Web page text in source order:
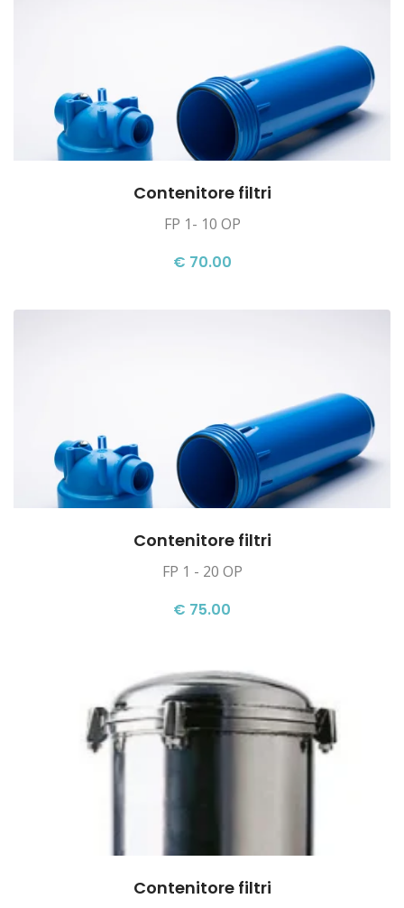
Contenitore filtri
FP 1- 10 OP
€ 70.00
Contenitore filtri
FP 1 - 20 OP
€ 75.00
Contenitore filtri